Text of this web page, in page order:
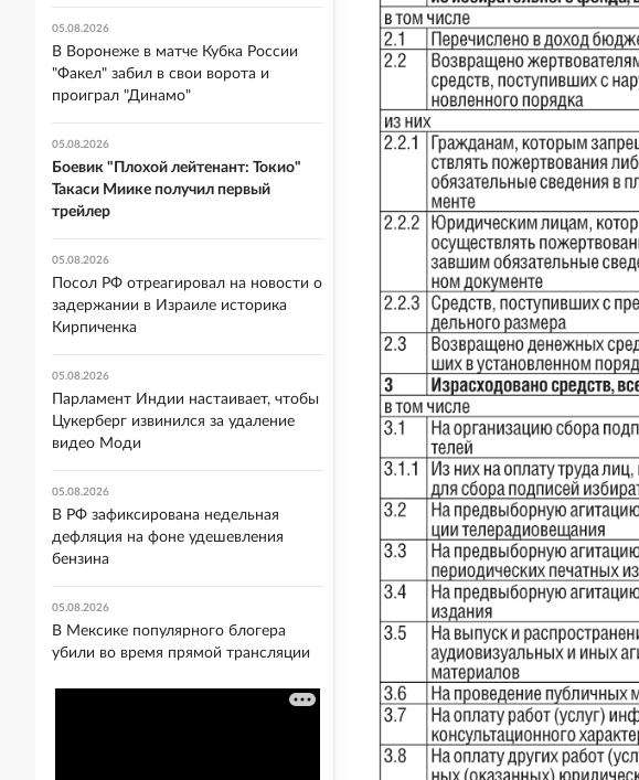
05.08.2026
В Воронеже в матче Кубка России
"Факел" забил в свои ворота и
проиграл "Динамо"
05.08.2026
Боевик "Плохой лейтенант: Токио"
Такаси Миике получил первый
трейлер
05.08.2026
Посол РФ отреагировал на новости о
задержании в Израиле историка
Кирпиченка
05.08.2026
Парламент Индии настаивает, чтобы
Цукерберг извинился за удаление
видео Моди
05.08.2026
В РФ зафиксирована недельная
дефляция на фоне удешевления
бензина
05.08.2026
В Мексике популярного блогера
убили во время прямой трансляции